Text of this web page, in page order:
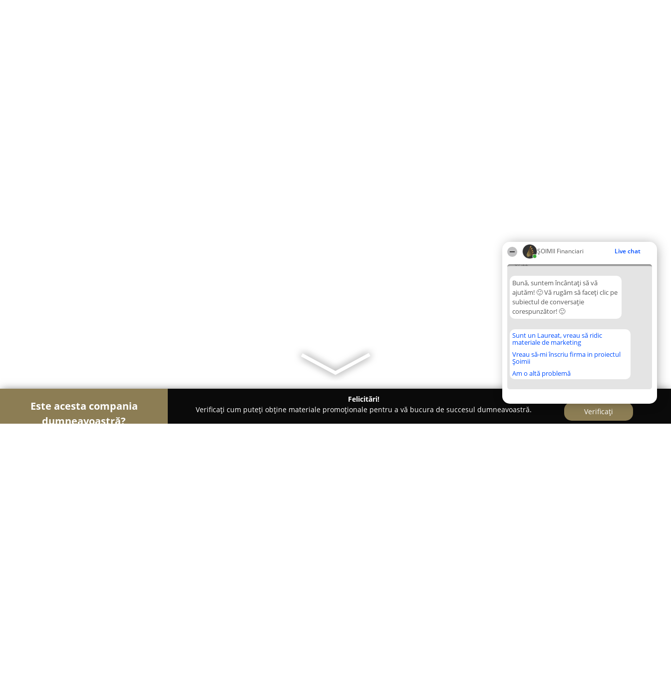
ȘOIMII Financiari Live chat
07:22
Bună, suntem încântați să vă
ajutăm! 🙂 Vă rugăm să faceți clic pe
subiectul de conversație
corespunzător! 🙂
Sunt un Laureat, vreau să ridic
materiale de marketing
Vreau să-mi înscriu firma in proiectul
Șoimii
Am o altă problemă
Este acesta compania
dumneavoastră?
Felicitări!
Verificați cum puteți obține materiale promoționale pentru a vă bucura de succesul dumneavoastră.
Verificați